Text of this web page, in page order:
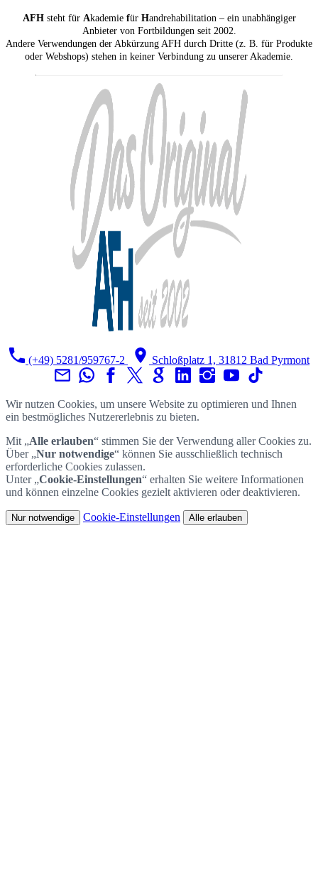
AFH steht für Akademie für Handrehabilitation – ein unabhängiger
Anbieter von Fortbildungen seit 2002.
Andere Verwendungen der Abkürzung AFH durch Dritte (z. B. für Produkte
oder Webshops) stehen in keiner Verbindung zu unserer Akademie.
(+49) 5281/959767-2 Schloßplatz 1, 31812 Bad Pyrmont
Wir nutzen Cookies, um unsere Website zu optimieren und Ihnen
ein bestmögliches Nutzererlebnis zu bieten.
Mit „Alle erlauben“ stimmen Sie der Verwendung aller Cookies zu.
Über „Nur notwendige“ können Sie ausschließlich technisch
erforderliche Cookies zulassen.
Unter „Cookie-Einstellungen“ erhalten Sie weitere Informationen
und können einzelne Cookies gezielt aktivieren oder deaktivieren.
Nur notwendige Cookie-Einstellungen Alle erlauben